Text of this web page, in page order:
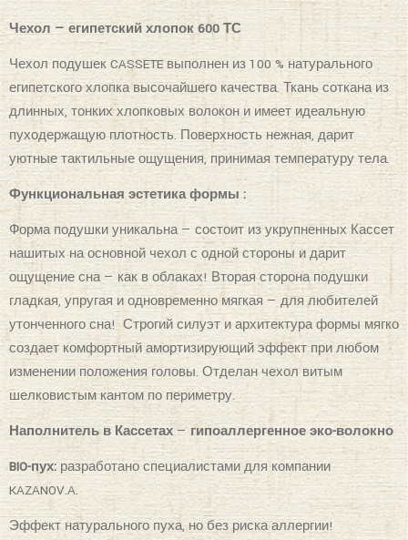
Чехол — египетский хлопок 600 ТС
Чехол подушек CASSETE выполнен из 100 % натурального
египетского хлопка высочайшего качества. Ткань соткана из
длинных, тонких хлопковых волокон и имеет идеальную
пуходержащую плотность. Поверхность нежная, дарит
уютные тактильные ощущения, принимая температуру тела.
Функциональная эстетика формы :
Форма подушки уникальна — состоит из укрупненных Кассет
нашитых на основной чехол с одной стороны и дарит
ощущение сна — как в облаках! Вторая сторона подушки
гладкая, упругая и одновременно мягкая — для любителей
утонченного сна! Строгий силуэт и архитектура формы мягко
создает комфортный амортизирующий эффект при любом
изменении положения головы. Отделан чехол витым
шелковистым кантом по периметру.
Наполнитель в Кассетах—гипоаллергенное эко-волокно
BIO-пух: разработано специалистами для компании
KAZANOV.A.
Эффект натурального пуха, но без риска аллергии!